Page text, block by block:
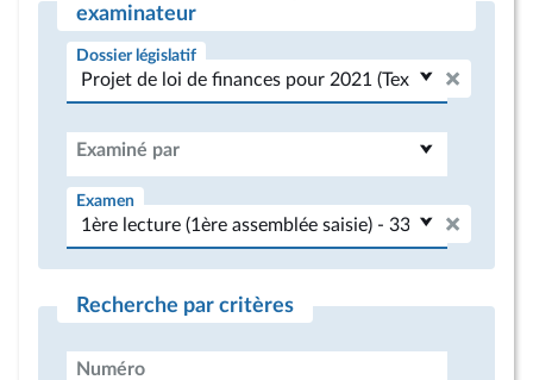
examinateur
Dossier législatif
Examiné par
Examen
Recherche par critères
Numéro